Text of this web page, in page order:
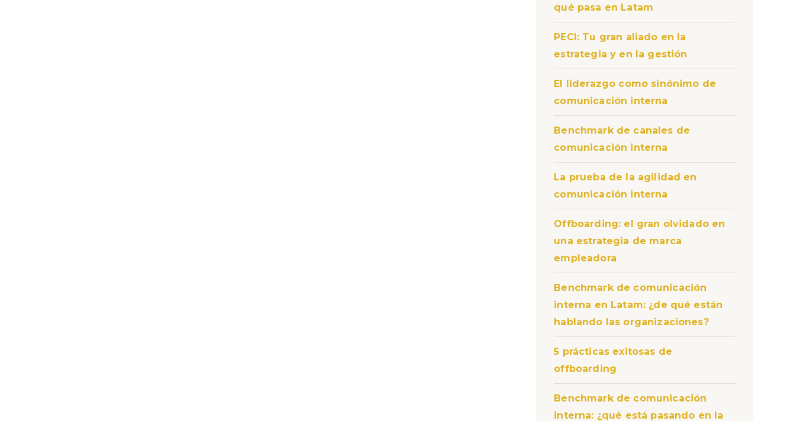
qué pasa en Latam
PECI: Tu gran aliado en la
estrategia y en la gestión
El liderazgo como sinónimo de
comunicación interna
Benchmark de canales de
comunicación interna
La prueba de la agilidad en
comunicación interna
Offboarding: el gran olvidado en
una estrategia de marca
empleadora
Benchmark de comunicación
interna en Latam: ¿de qué están
hablando las organizaciones?
5 prácticas exitosas de
offboarding
Benchmark de comunicación
interna: ¿qué está pasando en la